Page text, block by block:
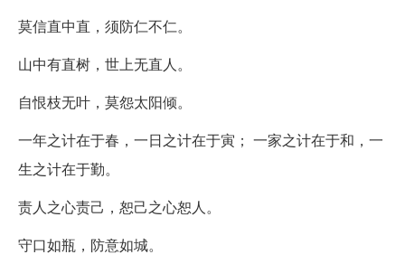
莫信直中直，须防仁不仁。
山中有直树，世上无直人。
自恨枝无叶，莫怨太阳倾。
一年之计在于春，一日之计在于寅； 一家之计在于和，一
生之计在于勤。
责人之心责己，恕己之心恕人。
守口如瓶，防意如城。